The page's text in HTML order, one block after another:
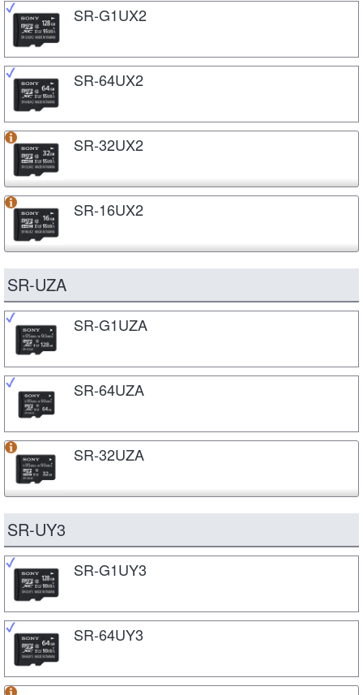
SR-G1UX2
SR-64UX2
SR-32UX2
SR-16UX2
SR-UZA
SR-G1UZA
SR-64UZA
SR-32UZA
SR-UY3
SR-G1UY3
SR-64UY3